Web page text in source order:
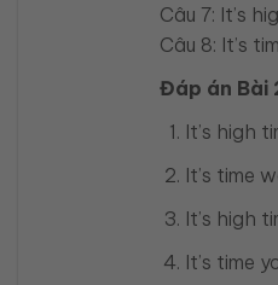
Câu 7: It’s
Câu 8: It’s
Đáp án Bài
It’s high
It’s time
It’s high
It’s time